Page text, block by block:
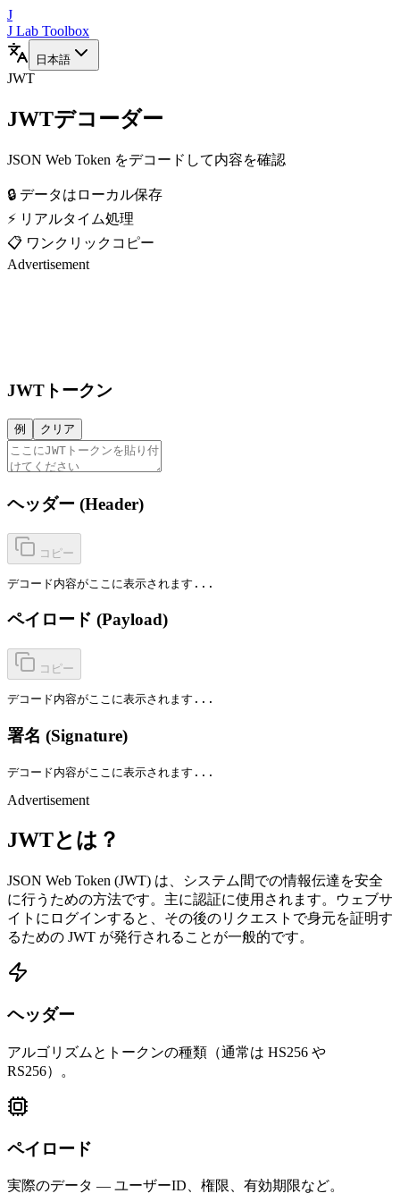
J
J Lab Toolbox
日本語
JWT
JWTデコーダー
JSON Web Token をデコードして内容を確認
🔒 データはローカル保存
⚡ リアルタイム処理
📋 ワンクリックコピー
Advertisement
JWTトークン
例 クリア
ヘッダー (Header)
コピー
デコード内容がここに表示されます...
ペイロード (Payload)
コピー
デコード内容がここに表示されます...
署名 (Signature)
デコード内容がここに表示されます...
Advertisement
JWTとは？
JSON Web Token (JWT) は、システム間での情報伝達を安全
に行うための方法です。主に認証に使用されます。ウェブサ
イトにログインすると、その後のリクエストで身元を証明す
るための JWT が発行されることが一般的です。
ヘッダー
アルゴリズムとトークンの種類（通常は HS256 や
RS256）。
ペイロード
実際のデータ — ユーザーID、権限、有効期限など。